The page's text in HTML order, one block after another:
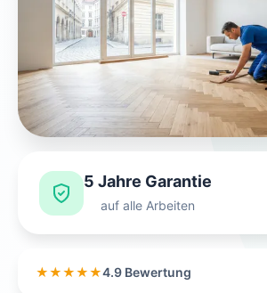
5 Jahre Garantie
auf alle Arbeiten
★★★★★4.9 Bewertung